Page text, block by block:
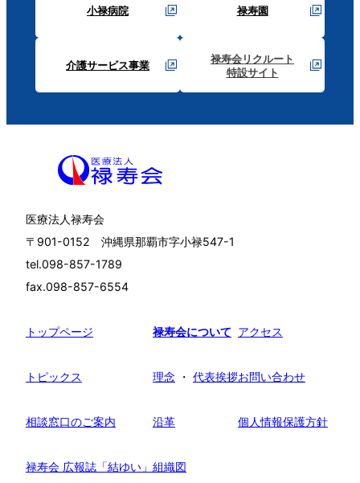
小禄病院 禄寿園
介護サービス事業
禄寿会リクルート
特設サイト
医療法人禄寿会
〒901-0152 沖縄県那覇市字小禄547-1
tel.098-857-1789
fax.098-857-6554
トップページ
トピックス
相談窓口のご案内
禄寿会 広報誌「結ゆい」
禄寿会について
理念 ・ 代表挨拶
沿革
組織図
アクセス
お問い合わせ
個人情報保護方針